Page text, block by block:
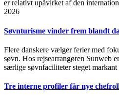
er relativt upåvirket af den
2026
Søvnturisme vinder frem blandt
Flere danskere vælger ferier med
søvn. Hos rejsearrangøren Sunweb
særlige søvnfaciliteter steget markant
Tre interne profiler får nye